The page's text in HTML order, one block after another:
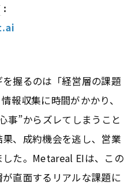
:
握るのは「経営層の課題
報収集に時間がかかり、
事”からズレてしまうこと
、成約機会を逃し、営業
た。Metareal EIは、この
直面するリアルな課題に